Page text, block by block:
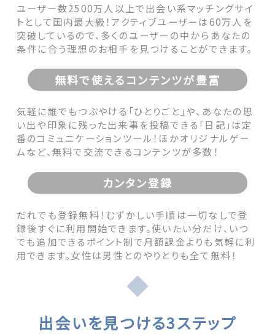
ユーザー数2500万人以上で出会い系マッチングサイ
トとして国内最大級！アクティブユーザーは60万人を
突破しているので、多くのユーザーの中からあなたの
条件に合う理想のお相手を見つけることができます。
無料で使えるコンテンツが豊富
気軽に誰でもつぶやける「ひとりごと」や、あなたの思
い出や印象に残った出来事を投稿できる「日記」は定
番のコミュニケーションツール！ほかオリジナルゲー
ムなど、無料で交流できるコンテンツが多数！
カンタン登録
だれでも登録無料！むずかしい手順は一切なしで登
録後すぐに利用開始できます。使いたい分だけ、いつ
でも追加できるポイント制で月額課金よりも気軽に利
用できます。女性は男性とのやりとりも全て無料！
出会いを見つける3ステップ